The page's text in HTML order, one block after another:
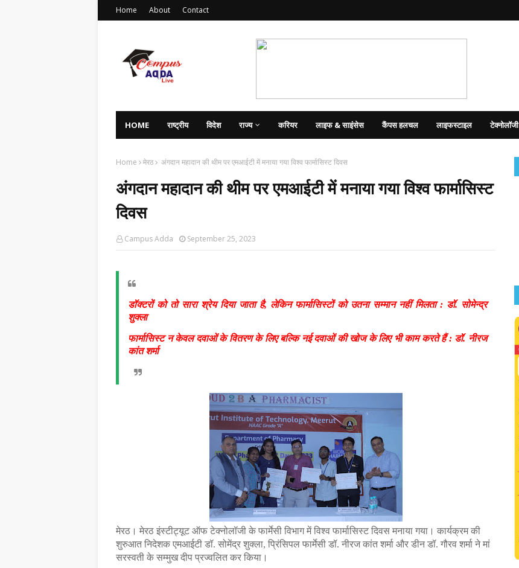
Home About Contact
HOME राष्ट्रीय विदेश राज्य करियर लाइफ & साइंसेस कैंपस हलचल लाइफस्टाइल टेक्नोलॉजी
Home मेरठ अंगदान महादान की थीम पर एमआईटी में मनाया गया विश्व फार्मासिस्ट दिवस
अंगदान महादान की थीम पर एमआईटी में मनाया गया विश्व फार्मासिस्ट
दिवस
Campus Adda September 25, 2023
डॉक्टरों को तो सारा श्रेय दिया जाता है, लेकिन फार्मासिस्टों को उतना सम्मान नहीं मिलता : डॉ. सोमेन्द्र
शुक्ला
फार्मासिस्ट न केवल दवाओं के वितरण के लिए बल्कि नई दवाओं की खोज के लिए भी काम करते हैं : डॉ. नीरज
कांत शर्मा
मेरठ। मेरठ इंस्टीट्यूट ऑफ टेक्नोलॉजी के फार्मेसी विभाग में विश्व फार्मासिस्ट दिवस मनाया गया। कार्यक्रम की
शुरुआत निदेशक एमआईटी डॉ. सोमेंद्र शुक्ला, प्रिंसिपल फार्मेसी डॉ. नीरज कांत शर्मा और डीन डॉ. गौरव शर्मा ने मां
सरस्वती के सम्मुख दीप प्रज्वलित कर किया।